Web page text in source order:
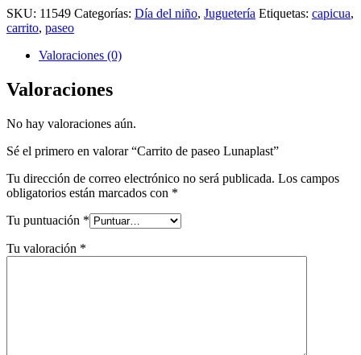
SKU: 11549 Categorías: Día del niño, Juguetería Etiquetas: capicua,
carrito, paseo
Valoraciones (0)
Valoraciones
No hay valoraciones aún.
Sé el primero en valorar “Carrito de paseo Lunaplast”
Tu dirección de correo electrónico no será publicada. Los campos
obligatorios están marcados con *
Tu puntuación *
Tu valoración *